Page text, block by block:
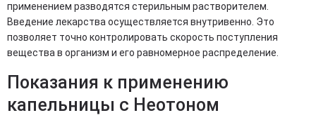
применением разводятся стерильным растворителем.
Введение лекарства осуществляется внутривенно. Это
позволяет точно контролировать скорость поступления
вещества в организм и его равномерное распределение.
Показания к применению
капельницы с Неотоном